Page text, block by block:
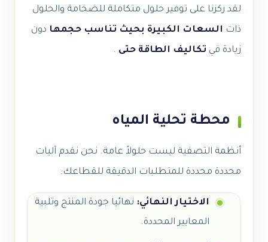
لقد ركزنا على توفير حلول متكاملة للضخامة والحلول
ذات السعات الكبيرة بحيث تناسب حجمها دون
زيادة في تكاليف الطاقة حتى .
محطة تحلية المياه
أنظمة التصفية ليست حلولاً عامة. نحن نقدم آليات
محددة محددة للمتطلبات الدقيقة للقطاعك:
الاختيار النهائي: نهائيا جودة المنتج وتلبية
المعايير المحددة.